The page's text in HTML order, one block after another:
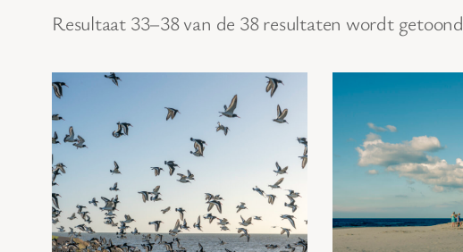
Resultaat 33–38 van de 38 resultaten wordt getoond